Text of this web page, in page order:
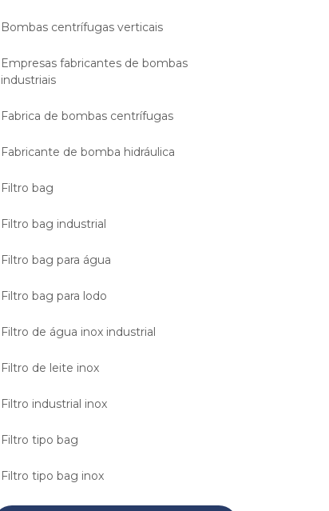
Bombas centrífugas verticais
Empresas fabricantes de bombas
industriais
Fabrica de bombas centrífugas
Fabricante de bomba hidráulica
Filtro bag
Filtro bag industrial
Filtro bag para água
Filtro bag para lodo
Filtro de água inox industrial
Filtro de leite inox
Filtro industrial inox
Filtro tipo bag
Filtro tipo bag inox